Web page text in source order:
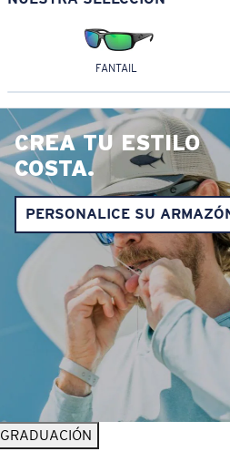
FANTAIL
CREA TU ESTILO
COSTA.
PERSONALICE SU
GRADUACIÓN